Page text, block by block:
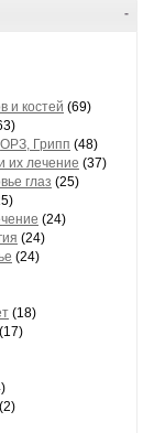
-
и костей (69)
Грипп (48)
их лечение (37)
глаз (25)
(24)
(24)
(24)
(18)
(17)
(2)